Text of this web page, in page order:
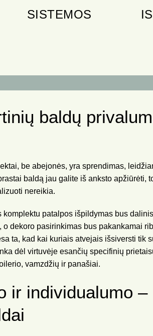
SISTEMOS
baldų
be abejonės, yra sprendimas,
baldą jau galite iš anksto apžiūrėti,
nereikia.
komplektu patalpos išpildymas bus
o dekoro pasirinkimas bus pakankamai
ta, kad kai kuriais atvejais išsiversti tik
dėl virtuvėje esančių specifinių
vamzdžių ir panašiai.
ir individualumo –